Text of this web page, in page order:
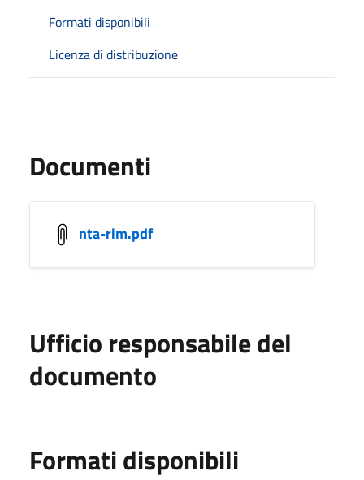
Formati disponibili
Licenza di distribuzione
Documenti
nta-rim.pdf
Ufficio responsabile del
documento
Formati disponibili